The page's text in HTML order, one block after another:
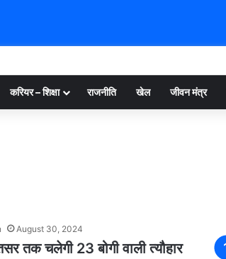
करियर – शिक्षा राजनीति खेल जीवन मंत्र
August 30, 2024
तक चलेगी 23 बोगी वाली त्यौहार